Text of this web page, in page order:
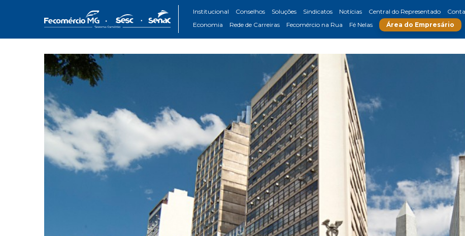
Institucional Conselhos Soluções Sindicatos Notícias Central do Representado
Economia
Rede de Carreiras Fecomércio na Rua Fé Nelas Área do Empresário